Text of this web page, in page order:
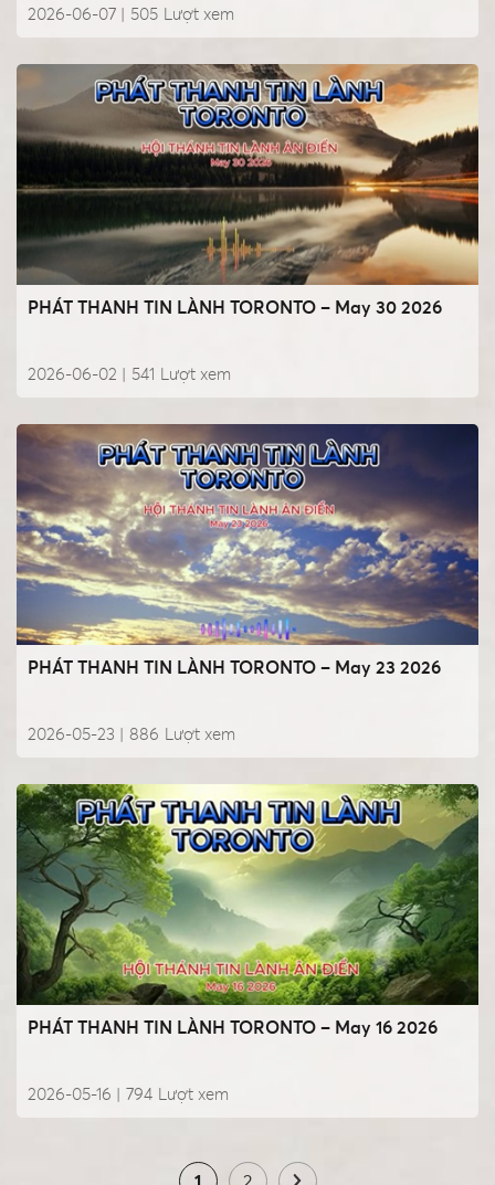
2026-06-07 | Lượt xem
505
PHÁT THANH TIN LÀNH TORONTO – May 30 2026
2026-06-02 | Lượt xem
541
PHÁT THANH TIN LÀNH TORONTO – May 23 2026
2026-05-23 | Lượt xem
886
PHÁT THANH TIN LÀNH TORONTO – May 16 2026
2026-05-16 | Lượt xem
794